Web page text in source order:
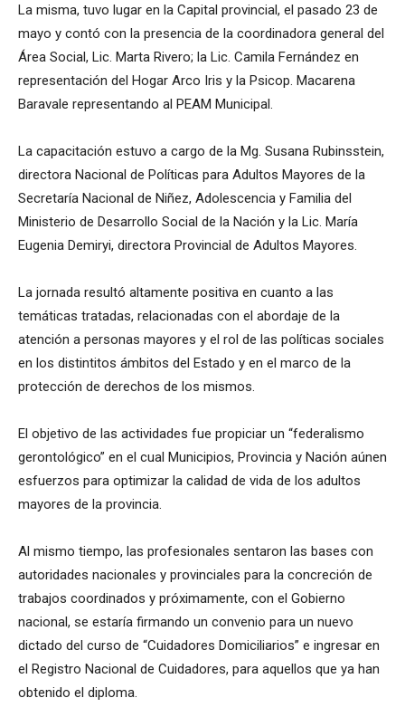
La misma, tuvo lugar en la Capital provincial, el pasado 23 de
mayo y contó con la presencia de la coordinadora general del
Área Social, Lic. Marta Rivero; la Lic. Camila Fernández en
representación del Hogar Arco Iris y la Psicop. Macarena
Baravale representando al PEAM Municipal.
La capacitación estuvo a cargo de la Mg. Susana Rubinsstein,
directora Nacional de Políticas para Adultos Mayores de la
Secretaría Nacional de Niñez, Adolescencia y Familia del
Ministerio de Desarrollo Social de la Nación y la Lic. María
Eugenia Demiryi, directora Provincial de Adultos Mayores.
La jornada resultó altamente positiva en cuanto a las
temáticas tratadas, relacionadas con el abordaje de la
atención a personas mayores y el rol de las políticas sociales
en los distintitos ámbitos del Estado y en el marco de la
protección de derechos de los mismos.
El objetivo de las actividades fue propiciar un “federalismo
gerontológico” en el cual Municipios, Provincia y Nación aúnen
esfuerzos para optimizar la calidad de vida de los adultos
mayores de la provincia.
Al mismo tiempo, las profesionales sentaron las bases con
autoridades nacionales y provinciales para la concreción de
trabajos coordinados y próximamente, con el Gobierno
nacional, se estaría firmando un convenio para un nuevo
dictado del curso de “Cuidadores Domiciliarios” e ingresar en
el Registro Nacional de Cuidadores, para aquellos que ya han
obtenido el diploma.